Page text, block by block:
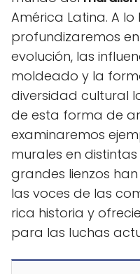
América Latina. A
profundizaremos
evolución, las
moldeado y la
diversidad cultural
de esta forma de
examinaremos
murales en
grandes lienzos
las voces de las
rica historia y
para las luchas